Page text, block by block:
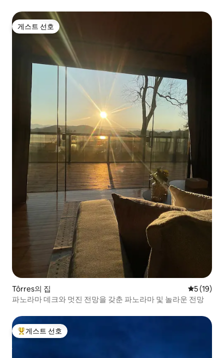
게스트 선호
게스트 선호
Tôrres의 집 평점 5점
5 (19)
파노라마 데크와 멋진 전망을 갖춘 파노라마 및 놀라운 전망
상위 게스트 선호
게스트 선호